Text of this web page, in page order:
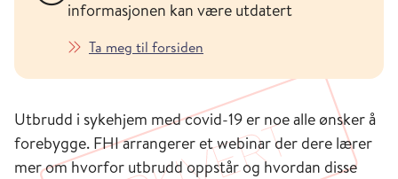
informasjonen kan være utdatert
Ta meg til forsiden
Utbrudd i sykehjem med covid-19 er noe alle ønsker å
forebygge. FHI arrangerer et webinar der dere lærer
mer om hvorfor utbrudd oppstår og hvordan disse